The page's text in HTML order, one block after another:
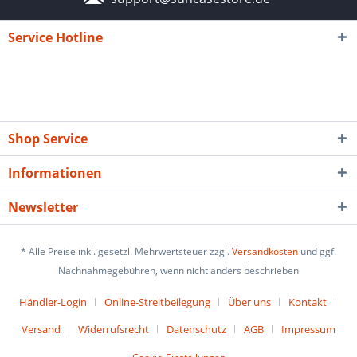
Service Hotline
Shop Service
Informationen
Newsletter
* Alle Preise inkl. gesetzl. Mehrwertsteuer zzgl.Versandkosten und ggf.
Nachnahmegebühren, wenn nicht anders beschrieben
Händler-Login Online-Streitbeilegung Über uns
Kontakt
Versand
Widerrufsrecht Datenschutz AGB Impressum